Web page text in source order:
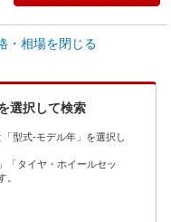
車買取相場
楽天Car車検で
店舗を検索
・相場を閉じる
選択して検索
型式-モデル年」を選択し
「タイヤ・ホイールセッ
。